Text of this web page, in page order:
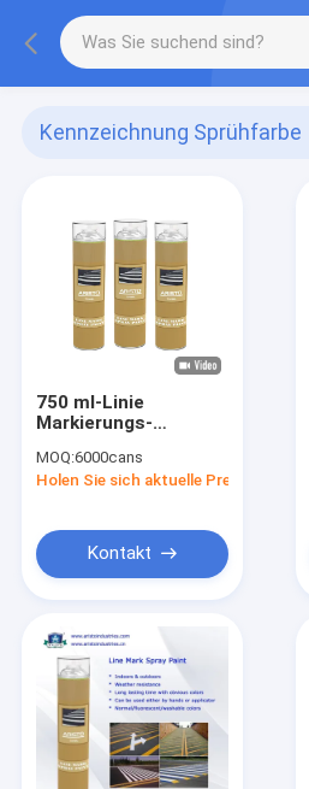
Kennzeichnung Sprühfarbe
750 ml-Linie
Markierungs-
MOQ:6000cans
Holen Sie sich aktuelle Preis
Kontakt